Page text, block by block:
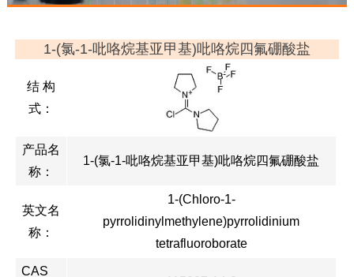
1-(氯-1-吡咯烷基亚甲基)吡咯烷四氟硼酸盐
结 构
式：
产品名
称：
1-(氯-1-吡咯烷基亚甲基)吡咯烷四氟硼酸盐
英文名
称：
1-(Chloro-1-
pyrrolidinylmethylene)pyrrolidinium
tetrafluoroborate
CAS